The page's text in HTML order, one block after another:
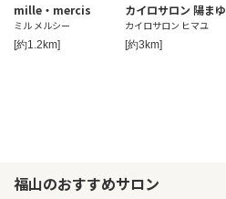
mille・mercis
ミル メルシー
[約1.2km]
カイロサロン 陽まゆ
カイロサロン ヒマユ
[約3km]
福山のおすすめサロン